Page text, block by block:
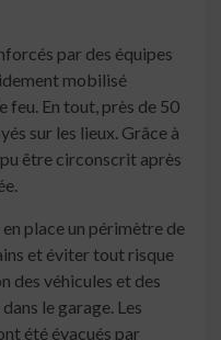
par des équipes
mobilisé
feu. En tout, près de 50
sur les lieux. Grâce à
être circonscrit après
place un périmètre de
et éviter tout risque
des véhicules et des
le garage. Les
été évacués par